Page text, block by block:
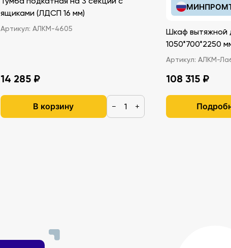
ящиками (ЛДСП 16 мм)
Артикул: АЛКМ-4605
14 285 ₽
В корзину − +
Шкаф вытяжной
1050*700*2250
Артикул: АЛКМ-
108 315 ₽